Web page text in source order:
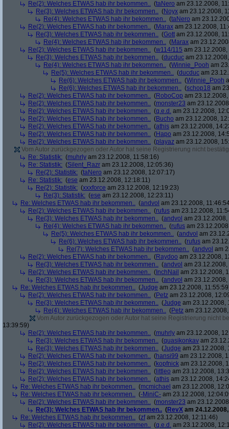
Re(2): Welches ETWAS hab ihr bekommen.. (taNero am 23.12.2008,
Re(3): Welches ETWAS hab ihr bekommen.. (Noyx am 23.12.2008,
Re(4): Welches ETWAS hab ihr bekommen.. (taNero am
Re(2): Welches ETWAS hab ihr bekommen.. (Marax am 23.12.2008,
Re(3): Welches ETWAS hab ihr bekommen.. (Gott am 23.12.2008,
Re(4): Welches ETWAS hab ihr bekommen.. (Marax am
Re(2): Welches ETWAS hab ihr bekommen.. (w114/115 am 23.12.2008,
Re(3): Welches ETWAS hab ihr bekommen.. (ducduc am
Re(4): Welches ETWAS hab ihr bekommen.. (Winnie_Pooh am
Re(5): Welches ETWAS hab ihr bekommen.. (ducduc am
Re(6): Welches ETWAS hab ihr bekommen.. (Winnie_Pooh
Re(6): Welches ETWAS hab ihr bekommen.. (schop18 am
Re(2): Welches ETWAS hab ihr bekommen.. (RoboCop am
Re(2): Welches ETWAS hab ihr bekommen.. (monster23 am
Re(2): Welches ETWAS hab ihr bekommen.. (q.e.d. am 23.12.2008,
Re(2): Welches ETWAS hab ihr bekommen.. (Bucho am 23.12.2008,
Re(2): Welches ETWAS hab ihr bekommen.. (athis am 23.12.2008,
Re(2): Welches ETWAS hab ihr bekommen.. (Hapo am 23.12.2008,
Re(2): Welches ETWAS hab ihr bekommen.. (playaz am 23.12.2008,
Vom Autor zurückgezogen oder Autor hat seine Registrierung nicht
Re: Statistik: (muhrly am 23.12.2008, 11:58:16)
Re: Statistik: (Silent_Razr am 23.12.2008, 12:05:36)
Re(2): Statistik: (taNero am 23.12.2008, 12:07:17)
Re: Statistik: (ese am 23.12.2008, 12:18:11)
Re(2): Statistik: (xxxforce am 23.12.2008, 12:19:23)
Re(3): Statistik: (ese am 23.12.2008, 12:23:11)
Re: Welches ETWAS hab ihr bekommen.. (andvol am 23.12.2008,
Re(2): Welches ETWAS hab ihr bekommen.. (rufus am 23.12.2008,
Re(3): Welches ETWAS hab ihr bekommen.. (andvol am
Re(4): Welches ETWAS hab ihr bekommen.. (rufus am
Re(5): Welches ETWAS hab ihr bekommen.. (andvol am
Re(6): Welches ETWAS hab ihr bekommen.. (rufus am
Re(7): Welches ETWAS hab ihr bekommen.. (andvol am
Re(2): Welches ETWAS hab ihr bekommen.. (Raydoo am 23.12.2008,
Re(3): Welches ETWAS hab ihr bekommen.. (andvol am
Re(2): Welches ETWAS hab ihr bekommen.. ( InchNail am 23.12.2008,
Re(3): Welches ETWAS hab ihr bekommen.. (andvol am
Re: Welches ETWAS hab ihr bekommen.. (Judge am 23.12.2008,
Re(2): Welches ETWAS hab ihr bekommen.. (Petz am 23.12.2008,
Re(3): Welches ETWAS hab ihr bekommen.. (Judge am 23.12.2008,
Re(4): Welches ETWAS hab ihr bekommen.. (Petz am
Vom Autor zurückgezogen oder Autor hat seine Registrierung nicht
13:39:59)
Re(2): Welches ETWAS hab ihr bekommen.. (muhrly am 23.12.2008,
Re(3): Welches ETWAS hab ihr bekommen.. (quasikonkav am
Re(3): Welches ETWAS hab ihr bekommen.. (Judge am 23.12.2008,
Re(2): Welches ETWAS hab ihr bekommen.. (hansi99 am 23.12.2008,
Re(2): Welches ETWAS hab ihr bekommen.. (kopfnick am 23.12.2008,
Re(2): Welches ETWAS hab ihr bekommen.. ( littleo am 23.12.2008,
Re(2): Welches ETWAS hab ihr bekommen.. (athis am 23.12.2008,
Re: Welches ETWAS hab ihr bekommen.. (mcmichael am 23.12.2008,
Re: Welches ETWAS hab ihr bekommen.. (-MiniC- am 23.12.2008,
Re(2): Welches ETWAS hab ihr bekommen.. (monster23 am
Re(3): Welches ETWAS hab ihr bekommen.. (RevX am
Re: Welches ETWAS hab ihr bekommen.. (zfam 23.12.2008, 12:11:46)
Re(2): Welches ETWAS hab ihr bekommen.. (q.e.d. am 23.12.2008,